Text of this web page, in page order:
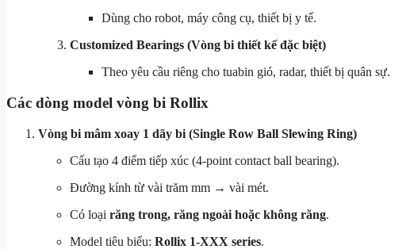
Dùng cho robot, máy công cụ, thiết bị y tế.
Customized Bearings (Vòng bi thiết kế đặc biệt)
Theo yêu cầu riêng cho tuabin gió, radar, thiết bị quân sự.
Các dòng model vòng bi Rollix
Vòng bi mâm xoay 1 dãy bi (Single Row Ball Slewing Ring)
Cấu tạo 4 điểm tiếp xúc (4-point contact ball bearing).
Đường kính từ vài trăm mm → vài mét.
Có loại răng trong, răng ngoài hoặc không răng.
Model tiêu biểu: Rollix 1-XXX series.